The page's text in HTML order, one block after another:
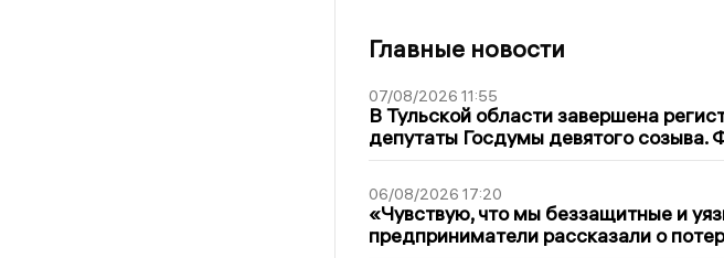
Главные новости
07/08/2026 11:55
В Тульской области завершена
депутаты Госдумы девятого созыва.
06/08/2026 17:20
«Чувствую, что мы беззащитные и
предприниматели рассказали о